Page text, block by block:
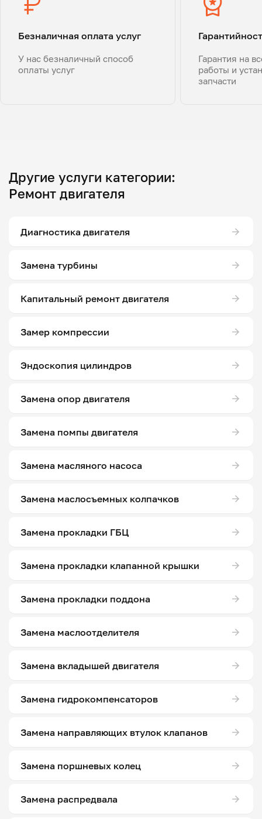
Безналичная оплата услуг
У нас безналичный способ
оплаты услуг
Гарантия на
работы и
запчасти
Другие услуги категории:
Ремонт двигателя
Диагностика двигателя
Замена турбины
Капитальный ремонт двигателя
Замер компрессии
Эндоскопия цилиндров
Замена опор двигателя
Замена помпы двигателя
Замена масляного насоса
Замена маслосъемных колпачков
Замена прокладки ГБЦ
Замена прокладки клапанной крышки
Замена прокладки поддона
Замена маслоотделителя
Замена вкладышей двигателя
Замена гидрокомпенсаторов
Замена направляющих втулок клапанов
Замена поршневых колец
Замена распредвала